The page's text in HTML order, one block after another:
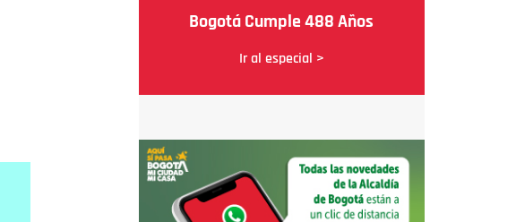
Bogotá Cumple 488 Años
Ir al especial >